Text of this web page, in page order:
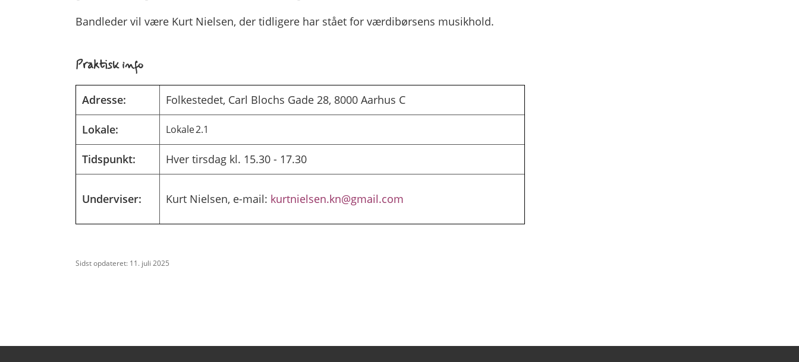
Bandleder vil være Kurt Nielsen, der tidligere har stået for værdibørsens musikhold.
Praktisk info
Adresse: Folkestedet, Carl Blochs Gade 28, 8000 Aarhus C
Lokale: Lokale 2.1
Tidspunkt: Hver tirsdag kl. 15.30 - 17.30
Underviser: Kurt Nielsen, e-mail: kurtnielsen.kn@gmail.com
Sidst opdateret: 11. juli 2025